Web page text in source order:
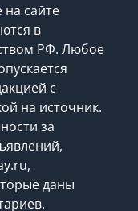
сайте
в
РФ. Любое
с
на источник.
за
даны